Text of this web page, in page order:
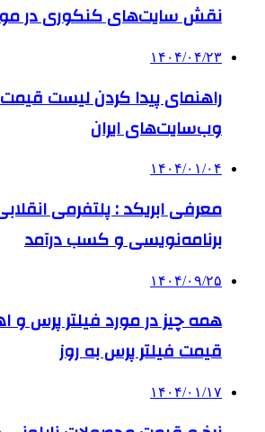
نقش سایت‌های کنکوری در
۱۴۰۴/۰۴/۲۳
راهنمای پیدا کردن لیست
وب‌سایت‌های ایران
۱۴۰۴/۰۱/۰۴
معرفی ابریکد : پلتفرمی
برنامه‌نویسی و کسب درآمد
۱۴۰۴/۰۹/۲۵
همه چیز در مورد فیلتر پرس
قیمت فیلتر پرس به روز
۱۴۰۴/۰۱/۱۷